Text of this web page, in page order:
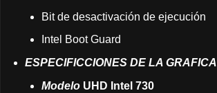
Bit de desactivación de ejecución
Intel Boot Guard
ESPECIFICCIONES DE LA GRAFICA
Modelo UHD Intel 730